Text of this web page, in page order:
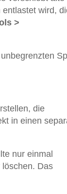
wird,
>
die
in einen
nur einmal
Das